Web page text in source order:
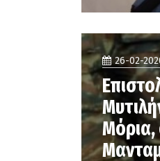
26-02-
Μόρια,